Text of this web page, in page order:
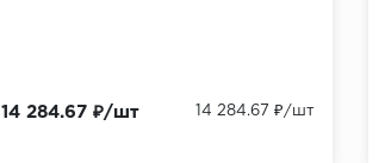
14 284.67 ₽/шт 14 284.67 ₽/шт